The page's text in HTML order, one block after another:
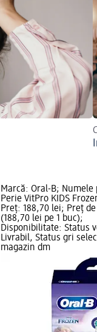
Marcă: Oral-B; Numele
Perie VitPro KIDS
Preț: 188,70 lei; Preț de
(188,70 lei pe 1 buc);
Disponibilitate: Status
Livrabil, Status gri
magazin dm